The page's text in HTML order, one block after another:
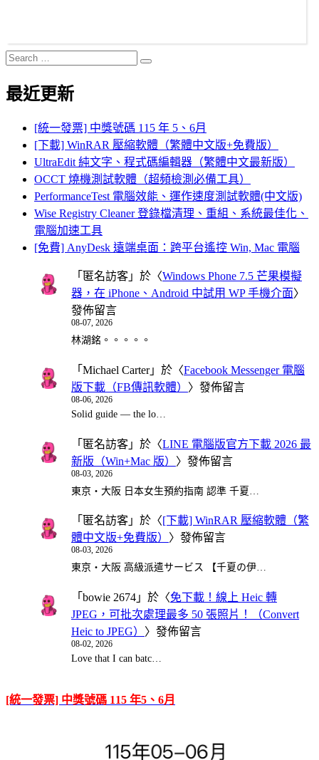
Search
for:
Search
最近更新
[統一發票] 中獎號碼 115 年 5、6月
[下載] WinRAR 壓縮軟體（繁體中文版+免費版）
UltraEdit 純文字、程式碼編輯器（繁體中文最新版）
OCCT 燒機測試軟體（超頻檢測必備工具）
PerformanceTest 電腦效能、運作速度測試軟體(中文版)
Wise Registry Cleaner 登錄檔清理、重組、系統最佳化、
電腦加速工具
[免費] AnyDesk 遠端桌面：跨平台遙控 Win, Mac 電腦
「 匿名訪客 」於〈Windows Phone 7.5 芒果模擬
器，在 iPhone、Android 中試用 WP 手機介面〉
發佈留言
08-07, 2026
林湖銘。。。。。
「 Michael Carter」於〈Facebook Messenger 電腦
版下載（FB傳訊軟體） 〉發佈留言
08-06, 2026
Solid guide — the lo…
「 匿名訪客 」於〈LINE 電腦版官方下載 2026 最
新版（Win+Mac 版） 〉發佈留言
08-03, 2026
東京・大阪 日本女生預約指南 認準 千夏…
「 匿名訪客 」於〈[下載] WinRAR 壓縮軟體（繁
體中文版+免費版） 〉發佈留言
08-03, 2026
東京・大阪 高級派遣サービス 【千夏の伊…
「 bowie 2674 」於〈免下載！線上 Heic 轉
JPEG，可批次處理最多 50 張照片！（Convert
Heic to JPEG） 〉發佈留言
08-02, 2026
Love that I can batc…
[統一發票] 中獎號碼 115 年5、6月